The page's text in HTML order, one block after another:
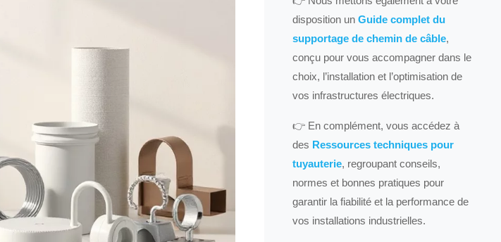
disposition unGuide complet du
supportage de chemin de câble,
conçu pour vous accompagner dans le
choix, l’installation et l’optimisation de
vos infrastructures électriques.
👉 En complément, vous accédez à
des Ressources techniques pour
tuyauterie, regroupant conseils,
normes et bonnes pratiques pour
garantir la fiabilité et la performance de
vos installations industrielles.